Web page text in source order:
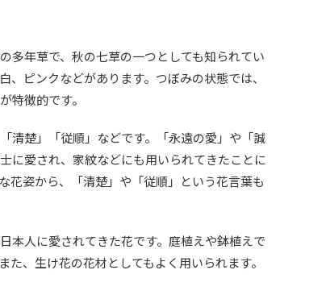
多年草で、秋の七草の一つとしても知られてい
ピンクなどがあります。つぼみの状態では、
特徴的です。
清楚」「従順」などです。「永遠の愛」や「誠
に愛され、家紋などにも用いられてきたことに
花姿から、「清楚」や「従順」という花言葉も
本人に愛されてきた花です。庭植えや鉢植えで
、生け花の花材としてもよく用いられます。